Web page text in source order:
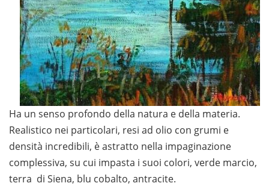
Ha un senso profondo della natura e della materia.
Realistico nei particolari, resi ad olio con grumi e
densità incredibili, è astratto nella impaginazione
complessiva, su cui impasta i suoi colori, verde marcio,
terra di Siena, blu cobalto, antracite.